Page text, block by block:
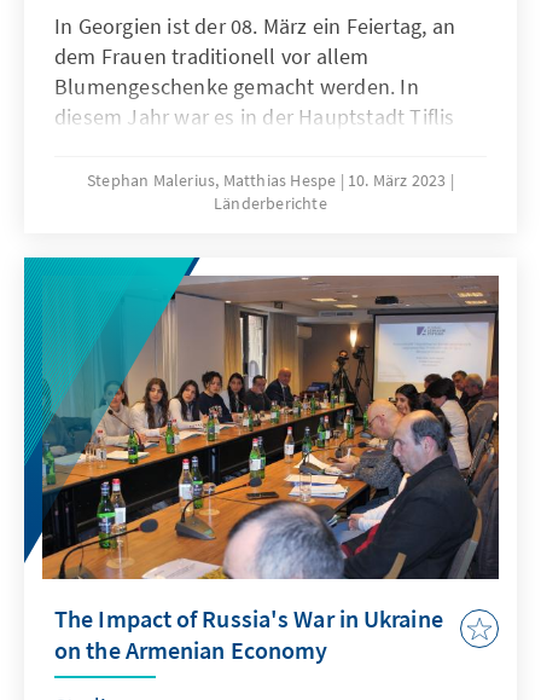
In Georgien ist der 08. März ein Feiertag, an
dem Frauen traditionell vor allem
Blumengeschenke gemacht werden. In
diesem Jahr war es in der Hauptstadt Tiflis
viele junge Georgierinnen mit Tränengas und
Wasserwerfern bedacht. Eine große, friedliche
Studierenden getragen war, wurde in der
Nacht durch ein brutales Eingreifen von
Sondereinheiten der Polizei gewaltsam
aufgelöst. Vom massiven Druck der Straße
offensichtlich überrumpelt, zog die
Regierungspartei das Gesetz zurück, doch die
„rote Linie“ könnte bereits überschritten sein.
Stephan Malerius, Matthias Hespe
10. März 2023
Länderberichte
The Impact of Russia's War in Ukraine
on the Armenian Economy